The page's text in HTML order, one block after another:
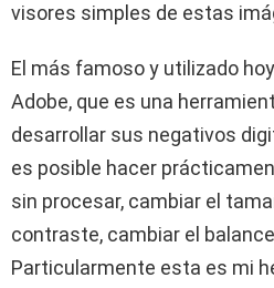
visores simples de estas
El más famoso y utilizado
Adobe, que es una
desarrollar sus negativos
es posible hacer
sin procesar, cambiar el
contraste, cambiar el
Particularmente esta es mi